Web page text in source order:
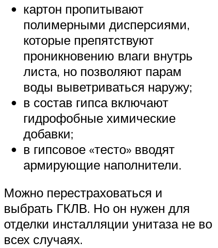
картон пропитывают
полимерными дисперсиями,
которые препятствуют
проникновению влаги внутрь
листа, но позволяют парам
воды выветриваться наружу;
в состав гипса включают
гидрофобные химические
добавки;
в гипсовое «тесто» вводят
армирующие наполнители.
Можно перестраховаться и
выбрать ГКЛВ. Но он нужен для
отделки инсталляции унитаза не во
всех случаях.